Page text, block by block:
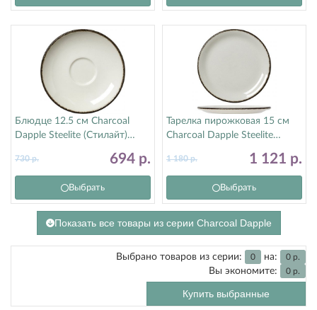
Блюдце 12.5 см Charcoal
Dapple Steelite (Стилайт)
694 р.
730р.
Выбрать
Тарелка пирожковая 15 см
Charcoal Dapple Steelite
1 121 р.
1 180р.
Выбрать
Показать все товары из серии Charcoal Dapple
Выбрано товаров из серии: 0 на: 0 р.
Вы экономите: 0 р.
Купить выбранные